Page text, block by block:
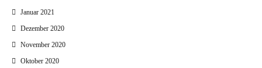
Januar 2021
Dezember 2020
November 2020
Oktober 2020